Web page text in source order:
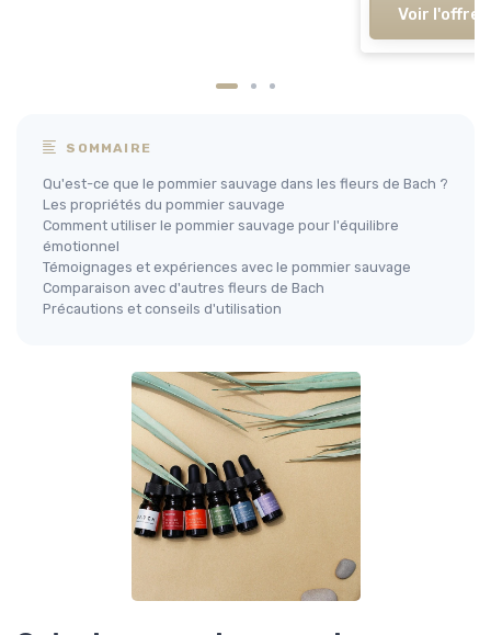
Voir l'offre
SOMMAIRE
Qu'est-ce que le pommier sauvage dans les fleurs de Bach ?
Les propriétés du pommier sauvage
Comment utiliser le pommier sauvage pour l'équilibre
émotionnel
Témoignages et expériences avec le pommier sauvage
Comparaison avec d'autres fleurs de Bach
Précautions et conseils d'utilisation